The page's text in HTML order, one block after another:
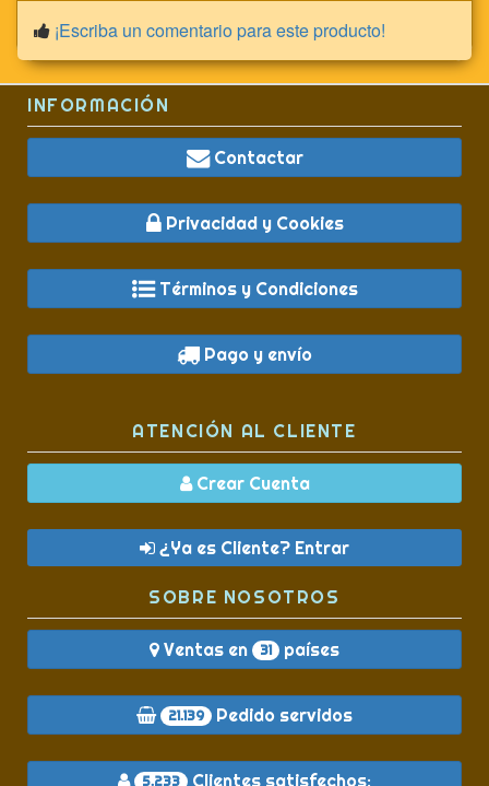
¡Escriba un comentario para este producto!
INFORMACIÓN
Contactar
Privacidad y Cookies
Términos y Condiciones
Pago y envío
ATENCIÓN AL CLIENTE
Crear Cuenta
¿Ya es Cliente? Entrar
SOBRE NOSOTROS
Ventas en 31 países
21.139 Pedido servidos
5.233 Clientes satisfechos: